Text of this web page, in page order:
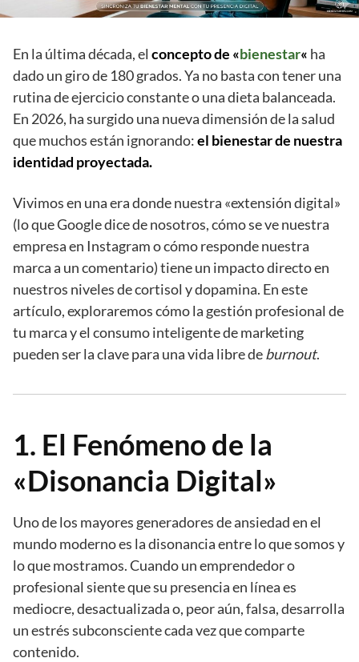
En la última década, el concepto de «bienestar« ha
dado un giro de 180 grados. Ya no basta con tener una
rutina de ejercicio constante o una dieta balanceada.
En 2026, ha surgido una nueva dimensión de la salud
que muchos están ignorando:el bienestar de nuestra
identidad proyectada.
Vivimos en una era donde nuestra «extensión digital»
(lo que Google dice de nosotros, cómo se ve nuestra
empresa en Instagram o cómo responde nuestra
marca a un comentario) tiene un impacto directo en
nuestros niveles de cortisol y dopamina. En este
artículo, exploraremos cómo la gestión profesional de
tu marca y el consumo inteligente de marketing
pueden ser la clave para una vida libre deburnout.
1. El Fenómeno de la
«Disonancia Digital»
Uno de los mayores generadores de ansiedad en el
mundo moderno es la disonancia entre lo que somos y
lo que mostramos. Cuando un emprendedor o
profesional siente que su presencia en línea es
mediocre, desactualizada o, peor aún, falsa, desarrolla
un estrés subconsciente cada vez que comparte
contenido.